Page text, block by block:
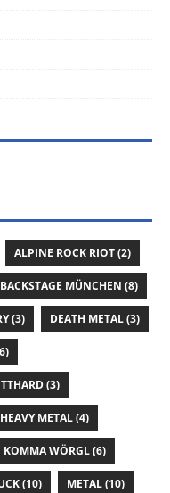
ALPINE ROCK RIOT(2)
BACKSTAGE MÜNCHEN (8)
(3) DEATH METAL(3)
(3)
HEAVY METAL(4)
KOMMA WÖRGL(6)
(10) METAL(10)